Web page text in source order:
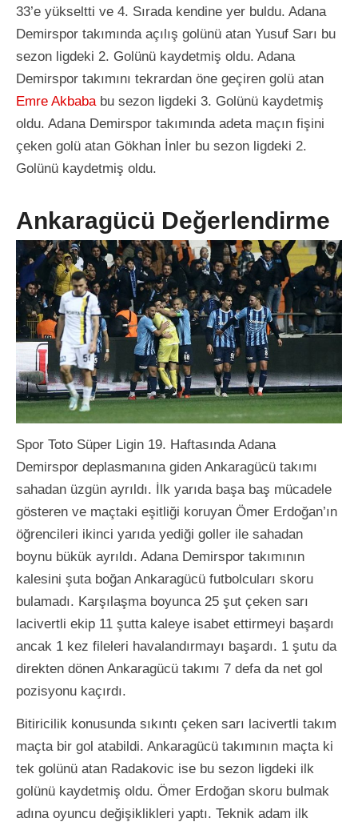
33’e yükseltti ve 4. Sırada kendine yer buldu. Adana
Demirspor takımında açılış golünü atan Yusuf Sarı bu
sezon ligdeki 2. Golünü kaydetmiş oldu. Adana
Demirspor takımını tekrardan öne geçiren golü atan
Emre Akbaba bu sezon ligdeki 3. Golünü kaydetmiş
oldu. Adana Demirspor takımında adeta maçın fişini
çeken golü atan Gökhan İnler bu sezon ligdeki 2.
Golünü kaydetmiş oldu.
Ankaragücü Değerlendirme
Spor Toto Süper Ligin 19. Haftasında Adana
Demirspor deplasmanına giden Ankaragücü takımı
sahadan üzgün ayrıldı. İlk yarıda başa baş mücadele
gösteren ve maçtaki eşitliği koruyan Ömer Erdoğan’ın
öğrencileri ikinci yarıda yediği goller ile sahadan
boynu bükük ayrıldı. Adana Demirspor takımının
kalesini şuta boğan Ankaragücü futbolcuları skoru
bulamadı. Karşılaşma boyunca 25 şut çeken sarı
lacivertli ekip 11 şutta kaleye isabet ettirmeyi başardı
ancak 1 kez fileleri havalandırmayı başardı. 1 şutu da
direkten dönen Ankaragücü takımı 7 defa da net gol
pozisyonu kaçırdı.
Bitiricilik konusunda sıkıntı çeken sarı lacivertli takım
maçta bir gol atabildi. Ankaragücü takımının maçta ki
tek golünü atan Radakovic ise bu sezon ligdeki ilk
golünü kaydetmiş oldu. Ömer Erdoğan skoru bulmak
adına oyuncu değişiklikleri yaptı. Teknik adam ilk